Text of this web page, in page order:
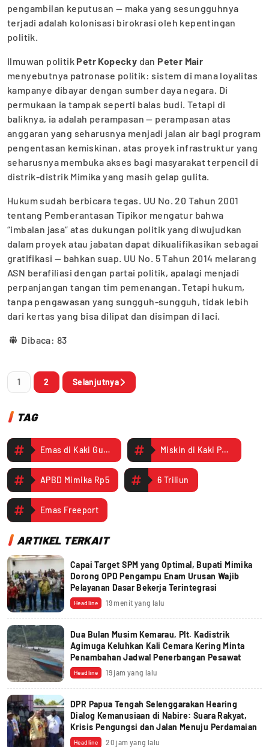
pengambilan keputusan — maka yang sesungguhnya
terjadi adalah kolonisasi birokrasi oleh kepentingan
politik.
Ilmuwan politik Petr Kopecky dan Peter Mair
menyebutnya patronase politik: sistem di mana loyalitas
kampanye dibayar dengan sumber daya negara. Di
permukaan ia tampak seperti balas budi. Tetapi di
baliknya, ia adalah perampasan — perampasan atas
anggaran yang seharusnya menjadi jalan air bagi program
pengentasan kemiskinan, atas proyek infrastruktur yang
seharusnya membuka akses bagi masyarakat terpencil di
distrik-distrik Mimika yang masih gelap gulita.
Hukum sudah berbicara tegas. UU No. 20 Tahun 2001
tentang Pemberantasan Tipikor mengatur bahwa
“imbalan jasa” atas dukungan politik yang diwujudkan
dalam proyek atau jabatan dapat dikualifikasikan sebagai
gratifikasi — bahkan suap. UU No. 5 Tahun 2014 melarang
ASN berafiliasi dengan partai politik, apalagi menjadi
perpanjangan tangan tim pemenangan. Tetapi hukum,
tanpa pengawasan yang sungguh-sungguh, tidak lebih
dari kertas yang bisa dilipat dan disimpan di laci.
Dibaca: 83
1 2 Selanjutnya
TAG
Emas di Kaki Gunung Miskin di Kaki Pejabat
APBD Mimika Rp5 6 Triliun
Emas Freeport
ARTIKEL TERKAIT
Capai Target SPM yang Optimal, Bupati Mimika
Dorong OPD Pengampu Enam Urusan Wajib
Pelayanan Dasar Bekerja Terintegrasi
Headline 19 menit yang lalu
Dua Bulan Musim Kemarau, Plt. Kadistrik
Agimuga Keluhkan Kali Cemara Kering Minta
Penambahan Jadwal Penerbangan Pesawat
Headline 19 jam yang lalu
DPR Papua Tengah Selenggarakan Hearing
Dialog Kemanusiaan di Nabire: Suara Rakyat,
Krisis Pengungsi dan Jalan Menuju Perdamaian
Headline 20 jam yang lalu